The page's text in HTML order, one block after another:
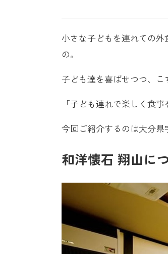
小さな子どもを連れての
の。
子ども達を喜ばせつつ、こ
「子ども連れで楽しく食
今回ご紹介するのは大分県
和洋懐石 翔山に